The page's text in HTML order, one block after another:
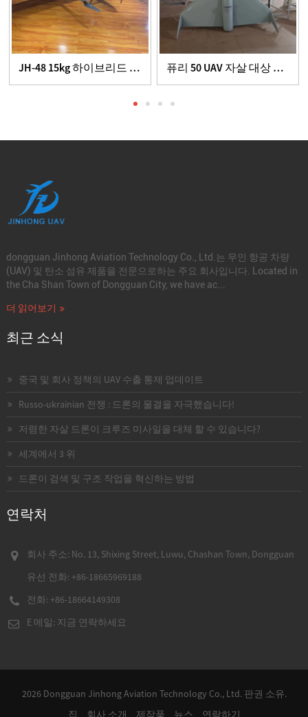
JH-48 15kg 하이브리드 페이로드 VTOL 고정익 드론 퓨리 50 UAV 자살 대상 드론
dongguan Jinhong Aviation Technology Co., Ltd.는 무인 항공 차량
(UAV) 및 탄소 섬유 제품을 전문으로하는 주요 회사입니다. Located in
the Cha Shan Town of Dongguan City, we have ac...
더 읽어보기
최근 소식
중국 및 회사 정책의 UAV 수출 통제 업데이트
Russo-ukrainian 전쟁 : 드론의 물결을 자극했습니다!
저렴한 자살 드론이 크루즈 미사일을 대체 할 수 있습니다?
세계에서 3 위
드론이 검색 및 구조 작업을 혁신하는 방법
연락처
회사 주소: No. 13, Shixing Street, Luwu, Chashan Town, Dongguan
유선 전화: +86-18665969188
전화: +86-18664149308
E 메일: 지금 연락하세요
2026 Dongguan Jinhong Aviation Technology Co., Ltd. 판권 소유.
집 회사 소개 제작품 뉴스 연락하기